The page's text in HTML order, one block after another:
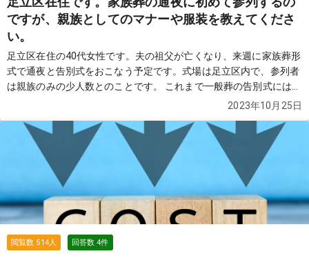
ですが、親族としてのマナーや服装を教えてくださ
い。
足立区在住の40代女性です。夫の祖父が亡くなり、来週に家族葬形
式で通夜と告別式をおこなう予定です。式場は足立区内で、参列者
は親族のみの少人数とのことです。 これまで一般葬の告別式には何
度か参列したことがあるのですが、通夜に出るのは今回が初めてで
いについて自信がありません。 親族として参列する場合、通夜では
どのようなマナーに気をつけるべきでしょうか？ また、家族葬なら
ではの注意点があれば教えていただきたいです。身内にも今さら聞
きづらく、こちらでアドバイスをいただけたら助かります。 どうぞ
よろしくお願いいたします。
続きを見る
2023年10月25日
閲覧数 514人 回答数4件